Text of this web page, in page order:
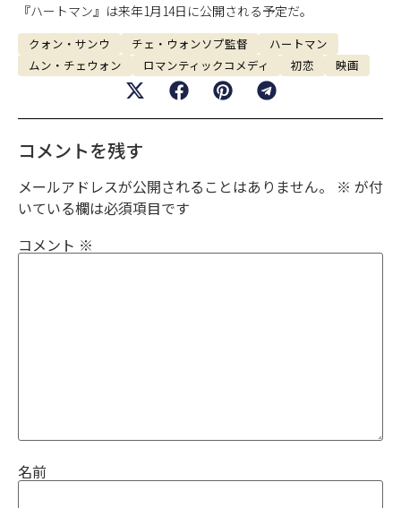
『ハートマン』は来年1月14日に公開される予定だ。
クォン・サンウ チェ・ウォンソプ監督
ハートマン
ムン・チェウォン
ロマンティックコメディ 初恋 映画
コメントを残す
メールアドレスが公開されることはありません。 ※ が付
いている欄は必須項目です
コメント ※
名前